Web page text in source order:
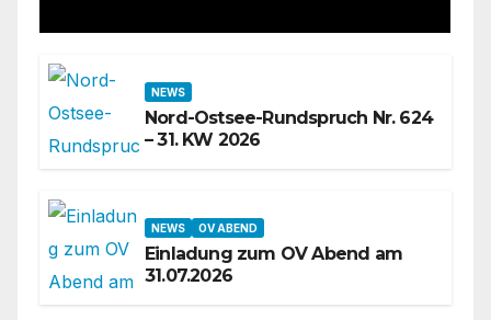
NEWS
Nord-Ostsee-Rundspruch Nr. 624
– 31. KW 2026
NEWS OV ABEND
Einladung zum OV Abend am
31.07.2026